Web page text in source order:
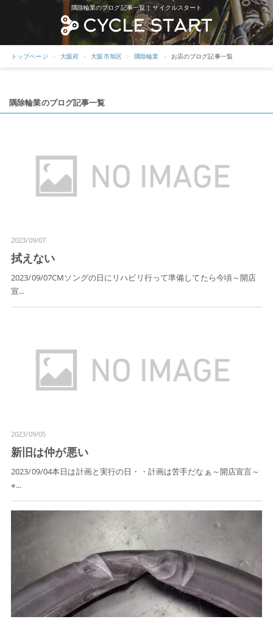
隅除輪業のブログ記事一覧 | サイクルスタート
トップページ 大阪府 大阪市旭区 隅除輪業 お店のブログ記事一覧
隅除輪業のブログ記事一覧
2023/09/07
拭えない
2023/09/07CMソングの日にリハビリ行って準備してたら今頃～開店
宣...
2023/09/05
新旧は仲が悪い
2023/09/04本日は計画と実行の日・・計画は苦手だなぁ～開店宣言～
※...